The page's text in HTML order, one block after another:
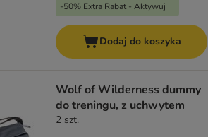
-50% Extra Rabat - Aktywuj
Dodaj do koszyka
Wolf of Wilderness dummy
do treningu, z uchwytem
2 szt.